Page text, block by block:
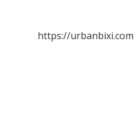
https://urbanbixi.com